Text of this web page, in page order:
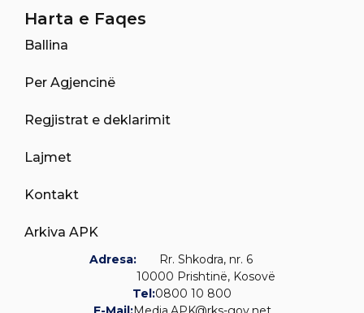
Harta e Faqes
Ballina
Per Agjencinë
Regjistrat e deklarimit
Lajmet
Kontakt
Arkiva APK
Adresa:
Rr. Shkodra, nr. 6
10000 Prishtinë, Kosovë
Tel:0800 10 800